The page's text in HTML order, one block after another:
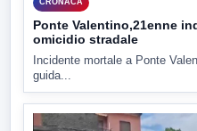
CRONACA
Ponte Valentino,21enne
omicidio stradale
Incidente mortale a Ponte
guida...